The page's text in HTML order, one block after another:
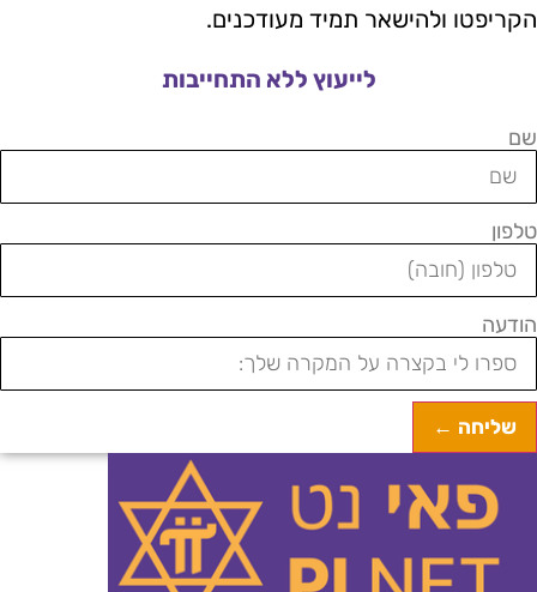
ולהישאר תמיד מעודכנים.
לייעוץ ללא התחייבות
שליחה ←